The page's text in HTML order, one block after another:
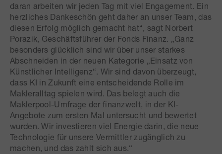
daran arbeiten wir jeden Tag mit viel Engagement. Ein
herzliches Dankeschön geht daher an unser Team, das
diesen Erfolg möglich gemacht hat“, sagt Norbert
Porazik, Geschäftsführer der Fonds Finanz. „Ganz
besonders glücklich sind wir über unser starkes
Abschneiden in der neuen Kategorie „Einsatz von
Künstlicher Intelligenz“. Wir sind davon überzeugt,
dass KI in Zukunft eine entscheidende Rolle im
Makleralltag spielen wird. Das belegt auch die
Maklerpool-Umfrage der finanzwelt, in der KI-
Angebote zum ersten Mal untersucht und bewertet
wurden. Wir investieren viel Energie darin, die neue
Technologie für unsere Vermittler zugänglich zu
machen, und das zahlt sich aus.“